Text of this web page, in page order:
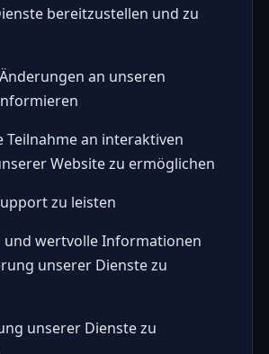
bereitzustellen und zu
an unseren
Teilnahme an interaktiven
Website zu ermöglichen
zu leisten
und wertvolle Informationen
unserer Dienste zu
unserer Dienste zu